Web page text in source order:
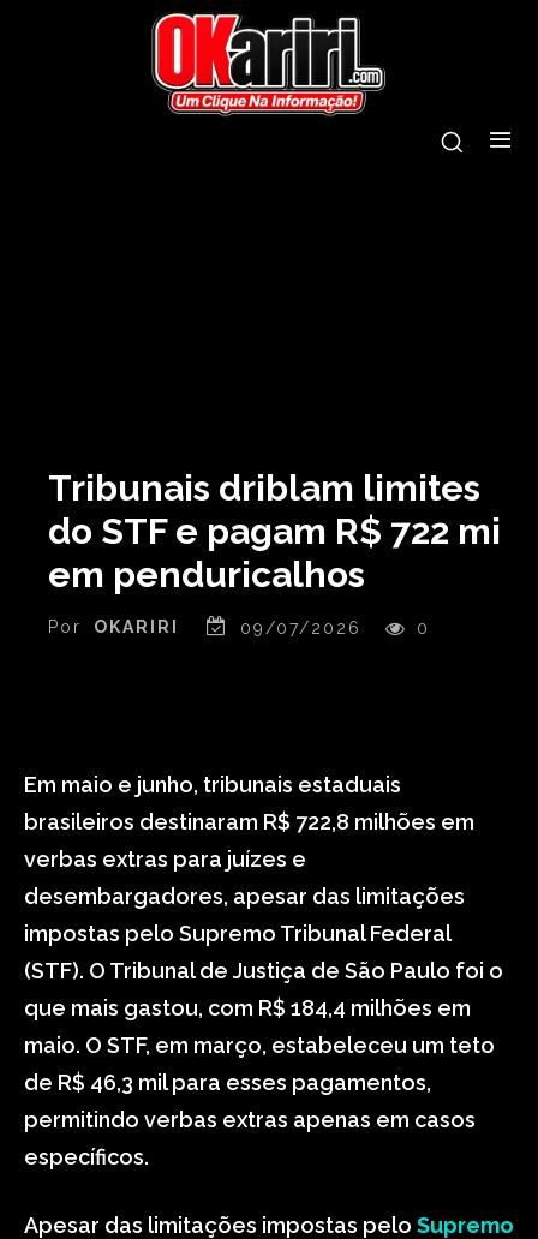
Tribunais driblam limites
do STF e pagam R$ 722 mi
em penduricalhos
Por OKARIRI 09/07/2026 0
Em maio e junho, tribunais estaduais
brasileiros destinaram R$ 722,8 milhões em
verbas extras para juízes e
desembargadores, apesar das limitações
impostas pelo Supremo Tribunal Federal
(STF). O Tribunal de Justiça de São Paulo foi o
que mais gastou, com R$ 184,4 milhões em
maio. O STF, em março, estabeleceu um teto
de R$ 46,3 mil para esses pagamentos,
permitindo verbas extras apenas em casos
específicos.
Apesar das limitações impostas pelo Supremo